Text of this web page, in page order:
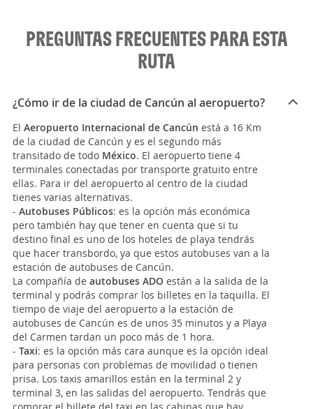
PREGUNTAS FRECUENTES PARA ESTA
RUTA
¿Cómo ir de la ciudad de Cancún al aeropuerto?
El Aeropuerto Internacional de Cancún está a 16 Km
de la ciudad de Cancún y es el segundo más
transitado de todo México. El aeropuerto tiene 4
terminales conectadas por transporte gratuito entre
ellas. Para ir del aeropuerto al centro de la ciudad
tienes varias alternativas.
- Autobuses Públicos: es la opción más económica
pero también hay que tener en cuenta que si tu
destino final es uno de los hoteles de playa tendrás
que hacer transbordo, ya que estos autobuses van a la
estación de autobuses de Cancún.
La compañía de autobuses ADO están a la salida de la
terminal y podrás comprar los billetes en la taquilla. El
tiempo de viaje del aeropuerto a la estación de
autobuses de Cancún es de unos 35 minutos y a Playa
del Carmen tardan un poco más de 1 hora.
- Taxi: es la opción más cara aunque es la opción ideal
para personas con problemas de movilidad o tienen
prisa. Los taxis amarillos están en la terminal 2 y
terminal 3, en las salidas del aeropuerto. Tendrás que